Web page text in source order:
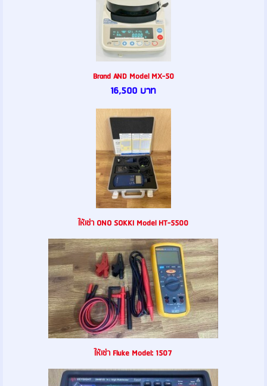
Brand AND Model MX-50
16,500 บาท
ให้เช่า ONO SOKKI Model HT-5500
ให้เช่า Fluke Model: 1507